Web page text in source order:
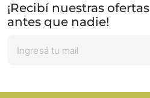
¡Recibí nuestras ofertas
antes que nadie!